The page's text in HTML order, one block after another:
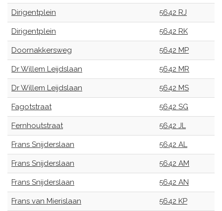
Dirigentplein 5642 RJ
Dirigentplein 5642 RK
Doornakkersweg 5642 MP
Dr Willem Leijdslaan 5642 MR
Dr Willem Leijdslaan 5642 MS
Fagotstraat 5642 SG
Fernhoutstraat 5642 JL
Frans Snijderslaan 5642 AL
Frans Snijderslaan 5642 AM
Frans Snijderslaan 5642 AN
Frans van Mierislaan 5642 KP